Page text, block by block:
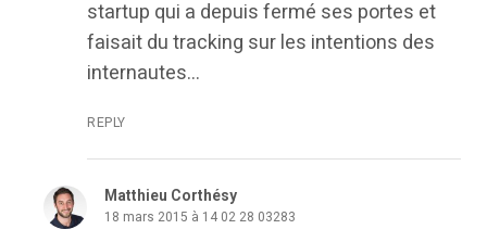
startup qui a depuis fermé ses portes et
faisait du tracking sur les intentions des
internautes…
REPLY
Matthieu Corthésy
18 mars 2015 à 14 02 28 03283